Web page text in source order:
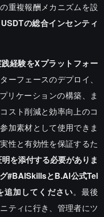
重複報酬メカニズムを設
の総合インセンティ
経験をXプラットフォー
ーフェースのデプロイ、
リケーションの構築、ま
スト削減と効率向上のコ
加素材として使用できま
性と有効性を保証するた
を添付する必要がありま
#BAISkillsとB.AI公式Tel
追加してください。最後
ティに行き、管理者にツ